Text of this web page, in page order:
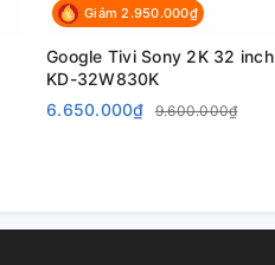
Giảm 2.950.000₫
Google Tivi Sony 2K 32 inch
KD-32W830K
6.650.000₫
9.600.000₫